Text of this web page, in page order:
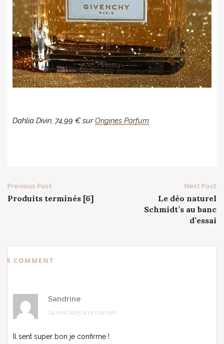
Dahlia Divin, 74,99 € surOrigines Parfum
Post
navigation
Previous Post
Produits terminés [6]
Next Post
Le déo naturel
Schmidt’s au banc
d’essai
5 COMMENT
Sandrine
24 avril 2025 à 13 h 11 min
Il sent super bon je confirme !